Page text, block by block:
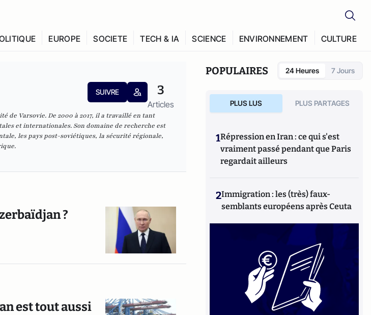
EUROPE SOCIETE TECH & IA SCIENCE ENVIRONNEMENT CULTURE
SUIVRE 3
Articles
Varsovie. De 2000 à 2017, il a travaillé en tant
et internationales. Son domaine de recherche est
les pays post-soviétiques, la sécurité régionale,
?
est tout aussi
POPULAIRES 24 Heures 7 Jours
PLUS LUS PLUS PARTAGES
1Répression en Iran : ce qui s'est
vraiment passé pendant que Paris
regardait ailleurs
2Immigration : les (très) faux-
semblants européens après Ceuta